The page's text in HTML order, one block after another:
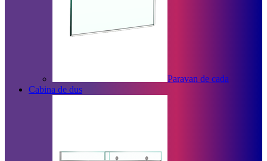
Paravan de cada
Cabina de dus